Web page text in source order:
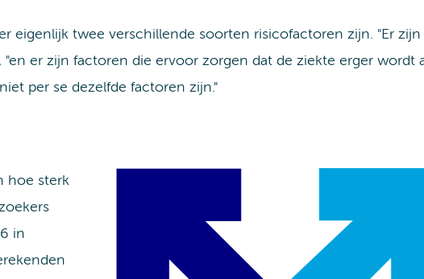
eigenlijk twee verschillende soorten risicofactoren zijn. "Er
"en er zijn factoren die ervoor zorgen dat de ziekte erger wordt
per se dezelfde factoren zijn."
hoe sterk
in